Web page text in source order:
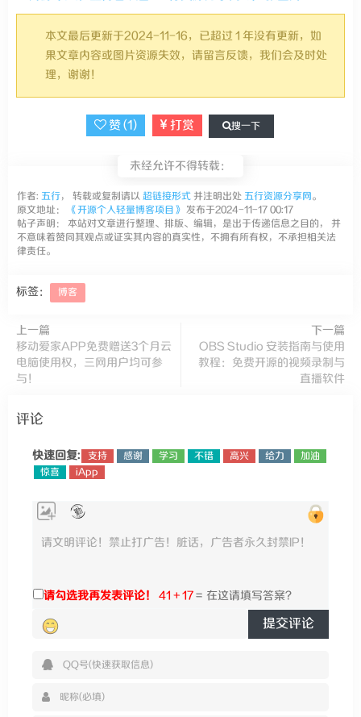
本文最后更新于2024-11-16，已超过 1 年没有更新，如
果文章内容或图片资源失效，请留言反馈，我们会及时处
理，谢谢！
赞 (1 ) 打赏 搜一下
未经允许不得转载：
作者: 五行， 转载或复制请以 超链接形式 并注明出处 五行资源分享网。
原文地址：
《开源个人轻量博客项目》 发布于2024-11-17 00:17
帖子声明： 本站对文章进行整理、排版、编辑，是出于传递信息之目的， 并
不意味着赞同其观点或证实其内容的真实性，不拥有所有权，不承担相关法
律责任。
标签： 博客
上一篇
移动爱家APP免费赠送3个月云
电脑使用权，三网用户均可参
与！
下一篇
OBS Studio 安装指南与使用
教程：免费开源的视频录制与
直播软件
评论
快速回复: 支持 感谢 学习 不错 高兴 给力
加油
惊喜
iApp
请勾选我再发表评论！ 41 + 17=
提交评论